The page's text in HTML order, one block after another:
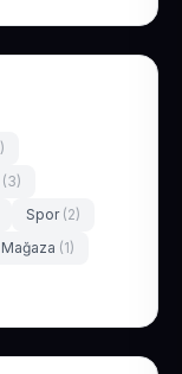
(3)
Spor (2)
Mağaza (1)